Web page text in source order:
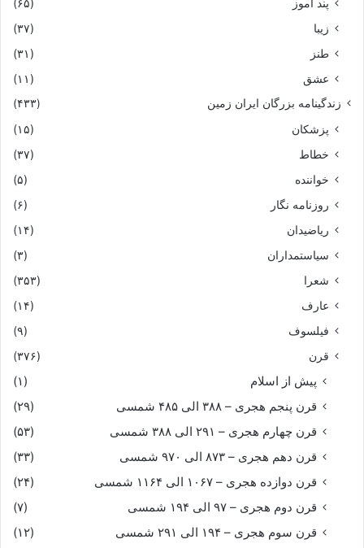
پند آموز
(۶۵)
زیبا
(۳۷)
طنز
(۳۱)
عشق
(۱۱)
زندگینامه بزرگان ایران زمین (۴۳۳)
پزشکان
(۱۵)
خطاط
(۳۷)
خواننده
(۵)
روزنامه نگار
(۶)
ریاضیدان
(۱۴)
سیاستمداران
(۳)
شعرا
(۳۵۳)
عارف
(۱۴)
فیلسوف
(۹)
قرن
(۳۷۶)
پیش از اسلام
(۱)
قرن پنجم هجری – ۳۸۸ الی ۴۸۵ شمسی
(۲۹)
قرن چهارم هجری – ۲۹۱ الی ۳۸۸ شمسی
(۵۳)
قرن دهم هجری – ۸۷۳ الی ۹۷۰ شمسی
(۳۳)
قرن دوازده هجری – ۱۰۶۷ الی ۱۱۶۴ شمسی
(۲۴)
قرن دوم هجری – ۹۷ الی ۱۹۴ شمسی
(۷)
قرن سوم هجری – ۱۹۴ الی ۲۹۱ شمسی
(۱۲)